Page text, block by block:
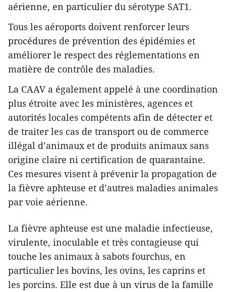
aérienne, en particulier du sérotype SAT1.​
Tous les aéroports doivent renforcer leurs
procédures de prévention des épidémies et
améliorer le respect des réglementations en
matière de contrôle des maladies.​
La CAAV a également appelé à une coordination
plus étroite avec les ministères, agences et
autorités locales compétents afin de détecter et
de traiter les cas de transport ou de commerce
illégal d’animaux et de produits animaux sans
origine claire ni certification de quarantaine.
Ces mesures visent à prévenir la propagation de
la fièvre aphteuse et d’autres maladies animales
par voie aérienne.​
La fièvre aphteuse est une maladie infectieuse,
virulente, inoculable et très contagieuse qui
touche les animaux à sabots fourchus, en
particulier les bovins, les ovins, les caprins et
les porcins. Elle est due à un virus de la famille